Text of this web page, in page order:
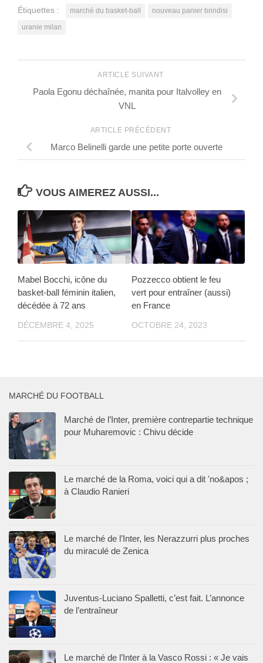
Étiquettes : marché du basket-ball
nouveau panier brindisi
uranie milan
ARTICLE SUIVANT
Paola Egonu déchaînée, manita pour Italvolley en
VNL
ARTICLE PRÉCÉDENT
Marco Belinelli garde une petite porte ouverte
VOUS AIMEREZ AUSSI...
Mabel Bocchi, icône du
basket-ball féminin italien,
décédée à 72 ans
DÉCEMBRE 4, 2025
Pozzecco obtient le feu
vert pour entraîner (aussi)
en France
OCTOBRE 24, 2023
MARCHÉ DU FOOTBALL
Marché de l’Inter, première contrepartie technique
pour Muharemovic : Chivu décide
Le marché de la Roma, voici qui a dit 'no&apos ;
à Claudio Ranieri
Le marché de l’Inter, les Nerazzurri plus proches
du miraculé de Zenica
Juventus-Luciano Spalletti, c’est fait. L’annonce
de l’entraîneur
Le marché de l’Inter à la Vasco Rossi : « Je vais